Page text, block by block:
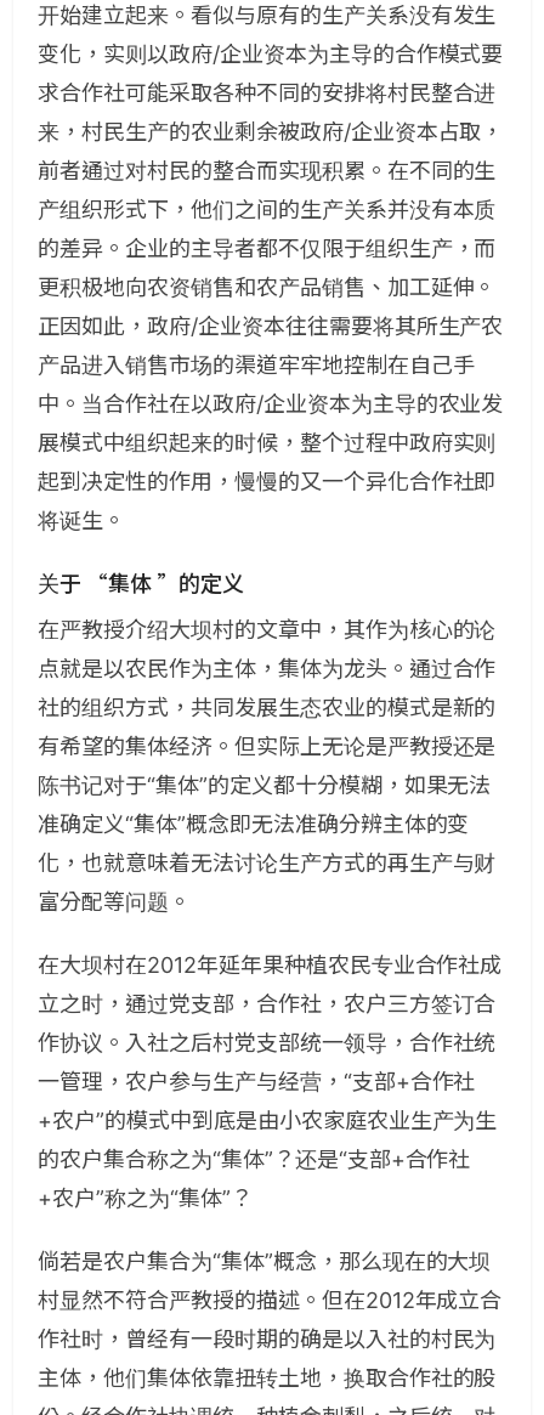
开始建立起来。看似与原有的生产关系没有发生
变化，实则以政府/企业资本为主导的合作模式要
求合作社可能采取各种不同的安排将村民整合进
来，村民生产的农业剩余被政府/企业资本占取，
前者通过对村民的整合而实现积累。在不同的生
产组织形式下，他们之间的生产关系并没有本质
的差异。企业的主导者都不仅限于组织生产，而
更积极地向农资销售和农产品销售、加工延伸。
正因如此，政府/企业资本往往需要将其所生产农
产品进入销售市场的渠道牢牢地控制在自己手
中。当合作社在以政府/企业资本为主导的农业发
展模式中组织起来的时候，整个过程中政府实则
起到决定性的作用，慢慢的又一个异化合作社即
将诞生。
关于 “集体 ”的定义
在严教授介绍大坝村的文章中，其作为核心的论
点就是以农民作为主体，集体为龙头。通过合作
社的组织方式，共同发展生态农业的模式是新的
有希望的集体经济。但实际上无论是严教授还是
陈书记对于“集体”的定义都十分模糊，如果无法
准确定义“集体”概念即无法准确分辨主体的变
化，也就意味着无法讨论生产方式的再生产与财
富分配等问题。
在大坝村在2012年延年果种植农民专业合作社成
立之时，通过党支部，合作社，农户三方签订合
作协议。入社之后村党支部统一领导，合作社统
一管理，农户参与生产与经营，“支部+合作社
+农户”的模式中到底是由小农家庭农业生产为生
的农户集合称之为“集体”？还是“支部+合作社
+农户”称之为“集体”？
倘若是农户集合为“集体”概念，那么现在的大坝
村显然不符合严教授的描述。但在2012年成立合
作社时，曾经有一段时期的确是以入社的村民为
主体，他们集体依靠扭转土地，换取合作社的股